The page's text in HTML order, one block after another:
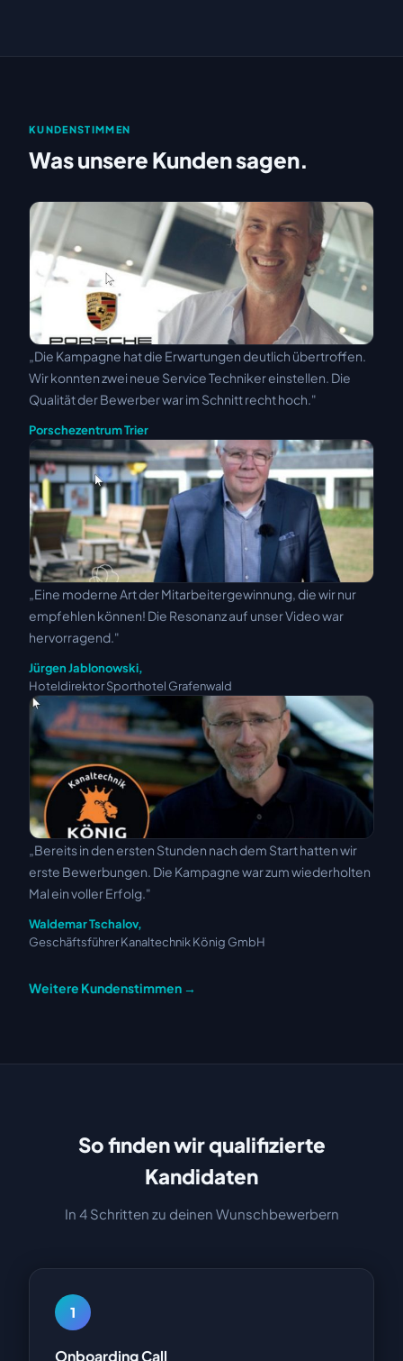
KUNDENSTIMMEN
Was unsere Kunden sagen.
„Die Kampagne hat die Erwartungen deutlich übertroffen.
Wir konnten zwei neue Service Techniker einstellen. Die
Qualität der Bewerber war im Schnitt recht hoch."
Porschezentrum Trier
„Eine moderne Art der Mitarbeitergewinnung, die wir nur
empfehlen können! Die Resonanz auf unser Video war
hervorragend."
Jürgen Jablonowski,
Hoteldirektor Sporthotel Grafenwald
„Bereits in den ersten Stunden nach dem Start hatten wir
erste Bewerbungen. Die Kampagne war zum wiederholten
Mal ein voller Erfolg."
Waldemar Tschalov,
Geschäftsführer Kanaltechnik König GmbH
Weitere Kundenstimmen →
So finden wir qualifizierte
Kandidaten
In 4 Schritten zu deinen Wunschbewerbern
1
Onboarding Call